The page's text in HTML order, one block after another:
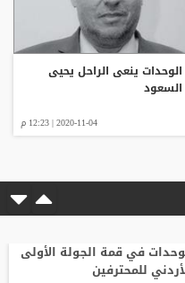
الوحدات ينعى الراحل يحيى
السعود
2020-11-04 | 12:23 م
في قمة الجولة الأولى
للمحترفين